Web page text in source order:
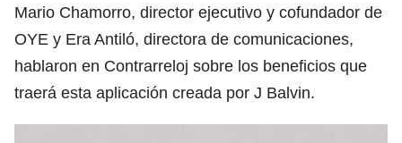
Mario Chamorro, director ejecutivo y cofundador de
OYE y Era Antiló, directora de comunicaciones,
hablaron en Contrarreloj sobre los beneficios que
traerá esta aplicación creada por J Balvin.